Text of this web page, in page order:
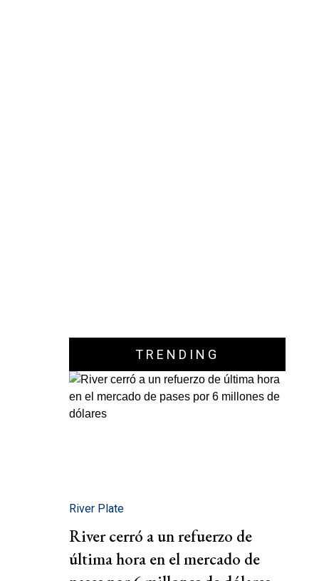
TRENDING
River Plate
River cerró a un refuerzo de
última hora en el mercado de